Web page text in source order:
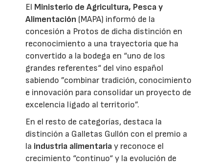
El Ministerio de Agricultura, Pesca y
Alimentación (MAPA) informó de la
concesión a Protos de dicha distinción en
reconocimiento a una trayectoria que ha
convertido a la bodega en “uno de los
grandes referentes“ del vino español
sabiendo ”combinar tradición, conocimiento
e innovación para consolidar un proyecto de
excelencia ligado al territorio”.
En el resto de categorías, destaca la
distinción a Galletas Gullón con el premio a
la industria alimentariay reconoce el
crecimiento “continuo“ y la evolución de